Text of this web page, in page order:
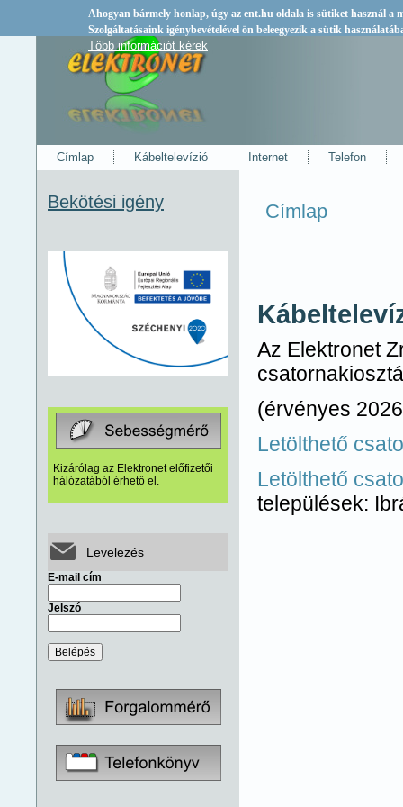
Ahogyan bármely honlap, úgy az ent.hu oldala is sütiket használ a
Szolgáltatásaink igénybevételével ön beleegyezik a sütik
Több információt kérek
Címlap Kábeltelevízió Internet Telefon
Bekötési igény
Kizárólag az Elektronet előfizetői
hálózatából érhető el.
Levelezés
E-mail cím
Jelszó
Jelenlegi hely
Címlap
Az Elektronet
(érvényes
Letölthető
Letölthető
települések: